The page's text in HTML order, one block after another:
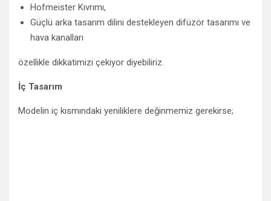
Hofmeister Kıvrımı,
Güçlü arka tasarım dilini destekleyen difüzör tasarımı ve
hava kanalları
özellikle dikkatimizi çekiyor diyebiliriz.
İç Tasarım
Modelin iç kısmındaki yeniliklere değinmemiz gerekirse;